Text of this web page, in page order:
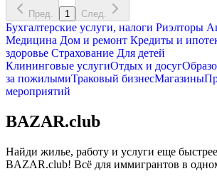
Пред. 1 След.
Бухгалтерские услуги, налоги Риэлторы
Медицина Дом и ремонт Кредиты и
здоровье Страхование Для детей
Клининговые услугиОтдых и досуг
за пожилымиТраковый бизнесМагазины
мероприятий
BAZAR.club
Найди жилье, работу и услуги еще
BAZAR.club! Всё для иммигрантов в